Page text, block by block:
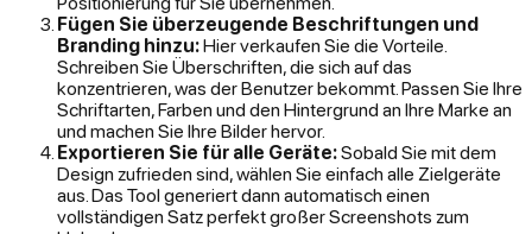
Fügen Sie überzeugende Beschriftungen und
Branding hinzu:Hier verkaufen Sie die Vorteile.
Schreiben Sie Überschriften, die sich auf das
konzentrieren, was der Benutzer bekommt. Passen Sie Ihre
Schriftarten, Farben und den Hintergrund an Ihre Marke an
und machen Sie Ihre Bilder hervor.
Exportieren Sie für alle Geräte:Sobald Sie mit dem
Design zufrieden sind, wählen Sie einfach alle Zielgeräte
aus. Das Tool generiert dann automatisch einen
vollständigen Satz perfekt großer Screenshots zum